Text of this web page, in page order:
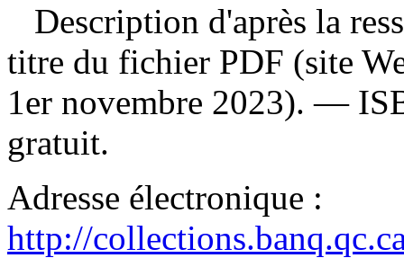
Description d'après la
titre du fichier PDF (site
1er novembre 2023). —
gratuit.
Adresse électronique :
http://